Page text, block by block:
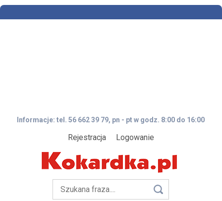
Informacje: tel. 56 662 39 79, pn - pt w godz. 8:00 do 16:00
Rejestracja Logowanie